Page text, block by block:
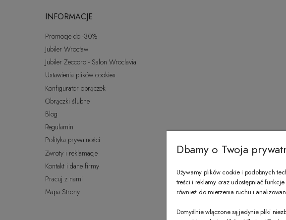
INFORMACJE
Promocje do -30%
Jubiler Wrocław
Jubiler Zeccoro - Salon Wroclavia
Ustawienia plików cookies
Konfigurator obrączek
Obrączki ślubne
Blog
Regulamin
Polityka prywatności
Zwroty i reklamacje
Kontakt i dane firmy
Pracuj z nami
Mapa Strony
Dbamy o Twoja
Używamy plików cookie i podobnych
treści i reklamy oraz udostępniać
również do mierzenia ruchu i
Domyślnie włączone są jedynie pliki